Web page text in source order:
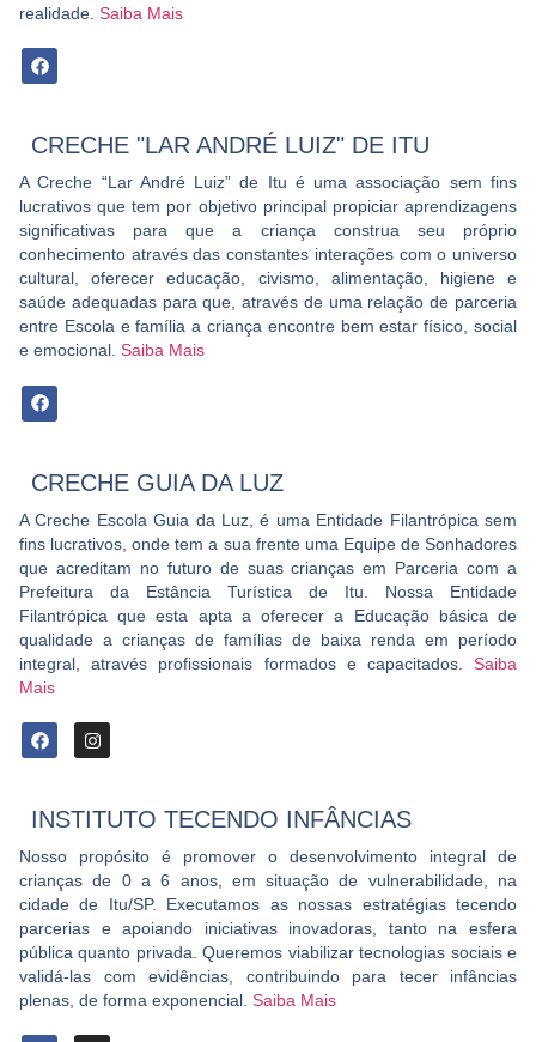
realidade. Saiba Mais
CRECHE "LAR ANDRÉ LUIZ" DE ITU
A Creche “Lar André Luiz” de Itu é uma associação sem fins
lucrativos que tem por objetivo principal propiciar aprendizagens
significativas para que a criança construa seu próprio
conhecimento através das constantes interações com o universo
cultural, oferecer educação, civismo, alimentação, higiene e
saúde adequadas para que, através de uma relação de parceria
entre Escola e família a criança encontre bem estar físico, social
e emocional. Saiba Mais
CRECHE GUIA DA LUZ
A Creche Escola Guia da Luz, é uma Entidade Filantrópica sem
fins lucrativos, onde tem a sua frente uma Equipe de Sonhadores
que acreditam no futuro de suas crianças em Parceria com a
Prefeitura da Estância Turística de Itu. Nossa Entidade
Filantrópica que esta apta a oferecer a Educação básica de
qualidade a crianças de famílias de baixa renda em período
integral, através profissionais formados e capacitados. Saiba
Mais
INSTITUTO TECENDO INFÂNCIAS
Nosso propósito é promover o desenvolvimento integral de
crianças de 0 a 6 anos, em situação de vulnerabilidade, na
cidade de Itu/SP. Executamos as nossas estratégias tecendo
parcerias e apoiando iniciativas inovadoras, tanto na esfera
pública quanto privada. Queremos viabilizar tecnologias sociais e
validá-las com evidências, contribuindo para tecer infâncias
plenas, de forma exponencial. Saiba Mais